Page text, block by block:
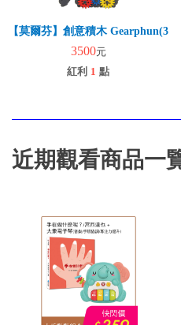
【莫爾芬】創意積木
3500元
紅利 1 點
近期觀看商品一